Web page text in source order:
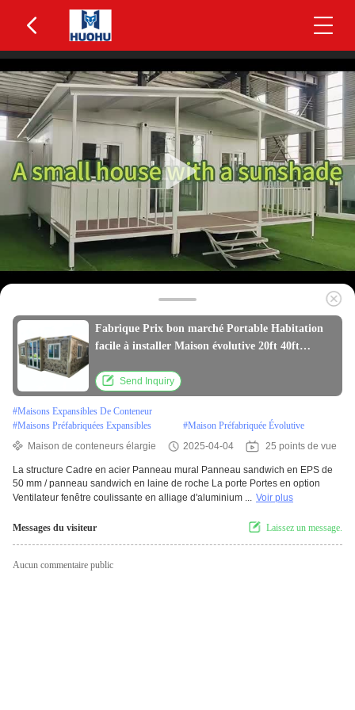
Fabrique Prix bon marché Portable Habitation
facile à installer Maison évolutive 20ft 40ft
pour 2/3/4 chambres
Send Inquiry
#Maisons Expansibles De Conteneur
#Maisons Préfabriquées Expansibles #Maison Préfabriquée Évolutive
Maison de conteneurs élargie
2025-04-04 25 points de vue
La structure Cadre en acier Panneau mural Panneau sandwich en EPS de
50 mm / panneau sandwich en laine de roche La porte Portes en option
Ventilateur fenêtre coulissante en alliage d'aluminium ... Voir plus
Messages du visiteur Laissez un message.
Aucun commentaire public